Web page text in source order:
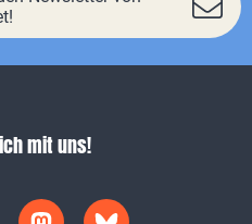
mit uns!